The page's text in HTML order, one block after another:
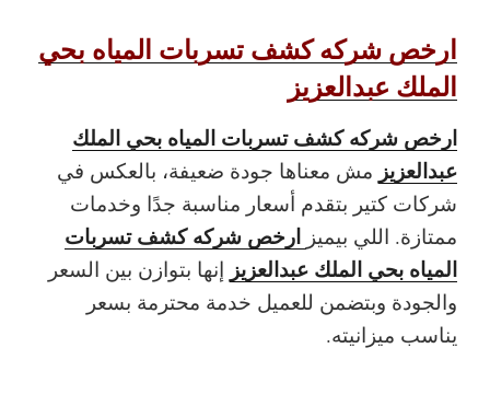
ارخص شركه كشف تسربات المياه بحي
الملك عبدالعزيز
ارخص شركه كشف تسربات المياه بحي الملك
عبدالعزيز مش معناها جودة ضعيفة، بالعكس في
شركات كتير بتقدم أسعار مناسبة جدًا وخدمات
ممتازة. اللي بيميز ارخص شركه كشف تسربات
المياه بحي الملك عبدالعزيز إنها بتوازن بين السعر
والجودة وبتضمن للعميل خدمة محترمة بسعر
يناسب ميزانيته.